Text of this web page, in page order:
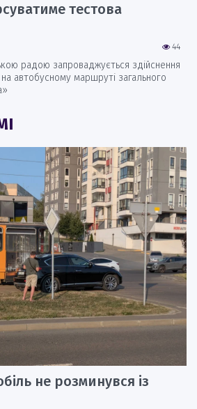
тестова
44
радою запроваджується здійснення
автобусному маршруті загального
не розминувся із